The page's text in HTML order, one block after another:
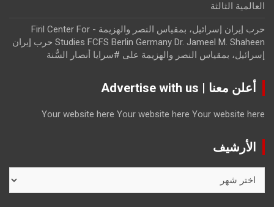
العالمية الثالثة
حرب إيران إسرائيل، بمقياس النصر والهزيمة - Firil Center For
Studies FCFS Berlin Germany Dr. Jameel M. Shaheen حرب إيران
إسرائيل، بمقياس النصر والهزيمة على #سرايا أنصار السُّنة
أعلن معنا | Advertise with us
Your website here Your website here Your website here
الأرشيف